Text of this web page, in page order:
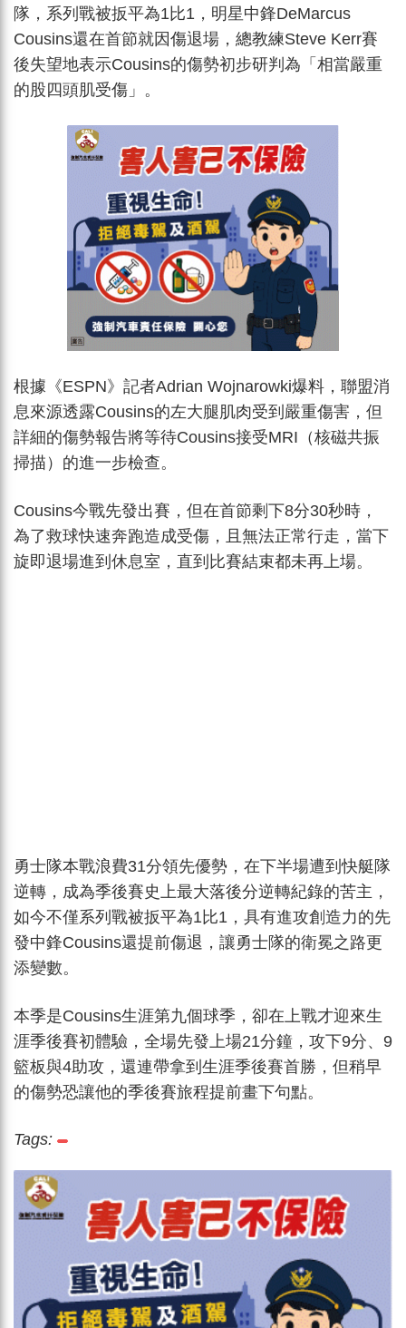
隊，系列戰被扳平為1比1，明星中鋒DeMarcus
Cousins還在首節就因傷退場，總教練Steve Kerr賽
後失望地表示Cousins的傷勢初步研判為「相當嚴重
的股四頭肌受傷」。
根據《ESPN》記者Adrian Wojnarowki爆料，聯盟消
息來源透露Cousins的左大腿肌肉受到嚴重傷害，但
詳細的傷勢報告將等待Cousins接受MRI（核磁共振
掃描）的進一步檢查。
Cousins今戰先發出賽，但在首節剩下8分30秒時，
為了救球快速奔跑造成受傷，且無法正常行走，當下
旋即退場進到休息室，直到比賽結束都未再上場。
勇士隊本戰浪費31分領先優勢，在下半場遭到快艇隊
逆轉，成為季後賽史上最大落後分逆轉紀錄的苦主，
如今不僅系列戰被扳平為1比1，具有進攻創造力的先
發中鋒Cousins還提前傷退，讓勇士隊的衛冕之路更
添變數。
本季是Cousins生涯第九個球季，卻在上戰才迎來生
涯季後賽初體驗，全場先發上場21分鐘，攻下9分、9
籃板與4助攻，還連帶拿到生涯季後賽首勝，但稍早
的傷勢恐讓他的季後賽旅程提前畫下句點。
Tags: